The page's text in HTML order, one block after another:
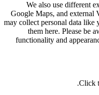
We also use different
Google Maps, and external
may collect personal data
them here. Please be
functionality and
Click